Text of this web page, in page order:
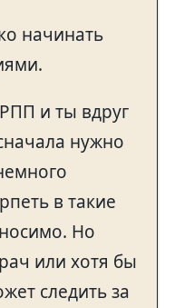
начинать
и ты вдруг
нужно
в такие
Но
или хотя бы
следить за